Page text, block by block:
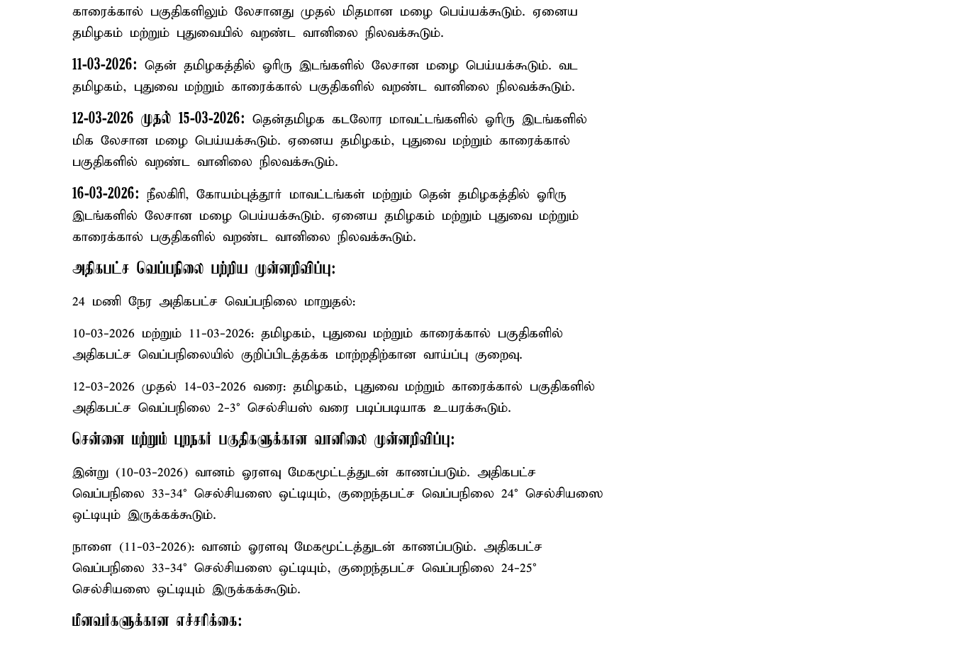
காரைக்கால் பகுதிகளிலும் லேசானது முதல் மிதமான மழை பெய்யக்கூடும். ஏனைய
தமிழகம் மற்றும் புதுவையில் வறண்ட வானிலை நிலவக்கூடும்.
11-03-2026: தென் தமிழகத்தில் ஓரிரு இடங்களில் லேசான மழை பெய்யக்கூடும். வட
தமிழகம், புதுவை மற்றும் காரைக்கால் பகுதிகளில் வறண்ட வானிலை நிலவக்கூடும்.
12-03-2026 முதல் 15-03-2026: தென்தமிழக கடலோர மாவட்டங்களில் ஓரிரு இடங்களில்
மிக லேசான மழை பெய்யக்கூடும். ஏனைய தமிழகம், புதுவை மற்றும் காரைக்கால்
பகுதிகளில் வறண்ட வானிலை நிலவக்கூடும்.
16-03-2026: நீலகிரி, கோயம்புத்தூர் மாவட்டங்கள் மற்றும் தென் தமிழகத்தில் ஓரிரு
இடங்களில் லேசான மழை பெய்யக்கூடும். ஏனைய தமிழகம் மற்றும் புதுவை மற்றும்
காரைக்கால் பகுதிகளில் வறண்ட வானிலை நிலவக்கூடும்.
அதிகபட்ச வெப்பநிலை பற்றிய முன்னறிவிப்பு:
24 மணி நேர அதிகபட்ச வெப்பநிலை மாறுதல்:
10-03-2026 மற்றும் 11-03-2026: தமிழகம், புதுவை மற்றும் காரைக்கால் பகுதிகளில்
அதிகபட்ச வெப்பநிலையில் குறிப்பிடத்தக்க மாற்றதிற்கான வாய்ப்பு குறைவு.
12-03-2026 முதல் 14-03-2026 வரை: தமிழகம், புதுவை மற்றும் காரைக்கால் பகுதிகளில்
அதிகபட்ச வெப்பநிலை 2-3° செல்சியஸ் வரை படிப்படியாக உயரக்கூடும்.
சென்னை மற்றும் புறநகர் பகுதிகளுக்கான வானிலை முன்னறிவிப்பு:
இன்று (10-03-2026) வானம் ஓரளவு மேகமூட்டத்துடன் காணப்படும். அதிகபட்ச
வெப்பநிலை 33-34° செல்சியஸை ஒட்டியும், குறைந்தபட்ச வெப்பநிலை 24° செல்சியஸை
ஒட்டியும் இருக்கக்கூடும்.
நாளை (11-03-2026): வானம் ஓரளவு மேகமூட்டத்துடன் காணப்படும். அதிகபட்ச
வெப்பநிலை 33-34° செல்சியஸை ஒட்டியும், குறைந்தபட்ச வெப்பநிலை 24-25°
செல்சியஸை ஒட்டியும் இருக்கக்கூடும்.
மீனவர்களுக்கான எச்சரிக்கை: